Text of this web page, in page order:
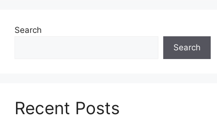
Search
Search
Recent Posts